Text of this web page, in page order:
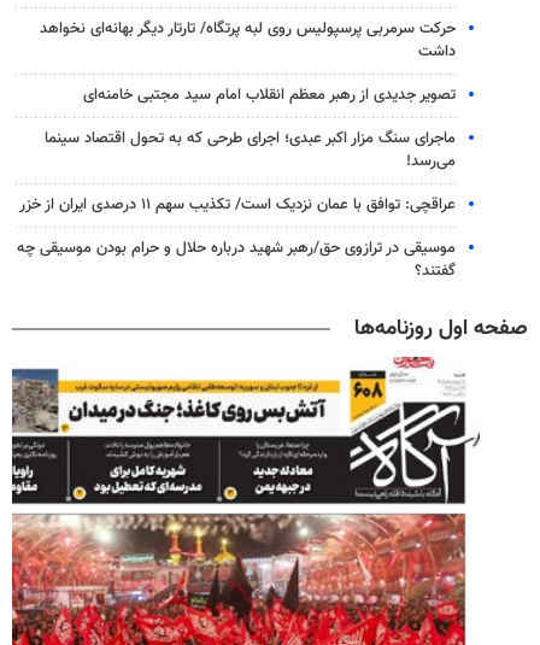
حرکت سرمربی پرسپولیس روی لبه پرتگاه/ تارتار دیگر بهانه‌ای نخواهد
داشت
تصویر جدیدی از رهبر معظم انقلاب امام سید مجتبی خامنه‌ای
ماجرای سنگ مزار اکبر عبدی؛ اجرای طرحی که به تحول اقتصاد سینما
می‌رسد!
عراقچی: توافق با عمان نزدیک است/ تکذیب سهم ۱۱ درصدی ایران از خزر
موسیقی در ترازوی حق/رهبر شهید درباره حلال و حرام بودن موسیقی چه
گفتند؟
صفحه اول روزنامه‌ها